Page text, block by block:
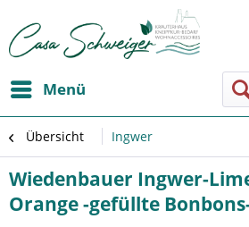
Menü
Übersicht Ingwer
Wiedenbauer Ingwer-
Orange -gefüllte